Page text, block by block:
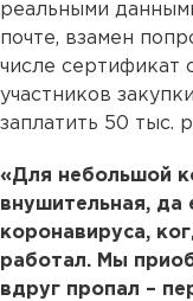
реальными
почте, взамен
числе сертификат
участников
заплатить 50 тыс.
«Для небольшой
внушительная, да
коронавируса,
работал. Мы
вдруг пропал –